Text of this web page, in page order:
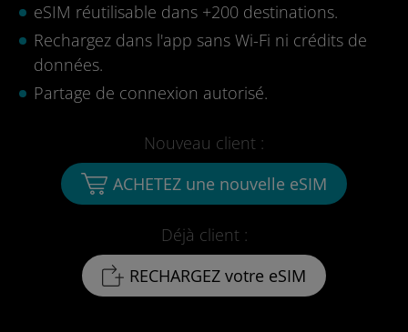
eSIM réutilisable dans +200 destinations.
Rechargez dans l'app sans Wi-Fi ni crédits de
données.
Partage de connexion autorisé.
Déjà client :
RECHARGEZ votre eSIM
Nouveau client :
ACHETEZ une nouvelle eSIM